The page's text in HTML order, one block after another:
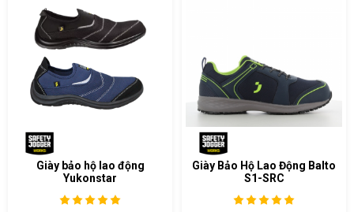
Giày bảo hộ lao động
Yukonstar
Giày Bảo Hộ Lao Động Balto
S1-SRC